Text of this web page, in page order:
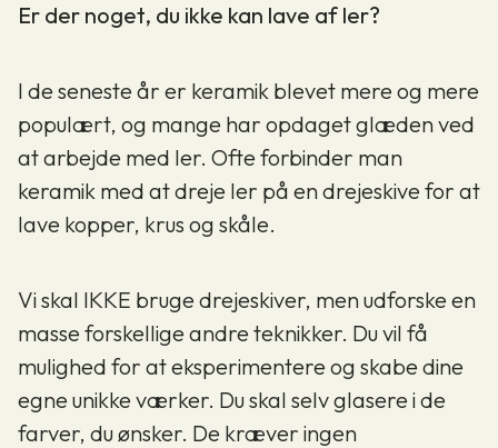
Er der noget, du ikke kan lave af ler?
I de seneste år er keramik blevet mere og mere
populært, og mange har opdaget glæden ved
at arbejde med ler. Ofte forbinder man
keramik med at dreje ler på en drejeskive for at
lave kopper, krus og skåle.
Vi skal IKKE bruge drejeskiver, men udforske en
masse forskellige andre teknikker. Du vil få
mulighed for at eksperimentere og skabe dine
egne unikke værker. Du skal selv glasere i de
farver, du ønsker. De kræver ingen